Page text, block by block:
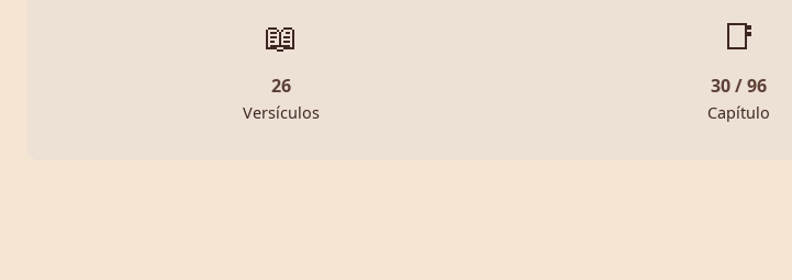
📖
26
Versículos
📑
30 / 96
Capítulo